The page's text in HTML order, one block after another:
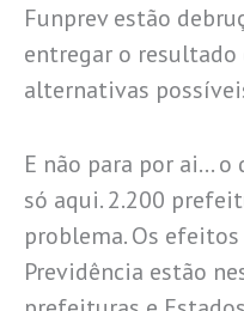
Funprev estão
entregar o resultado
alternativas
E não para por ai… o
só aqui. 2.200
problema. Os
Previdência estão